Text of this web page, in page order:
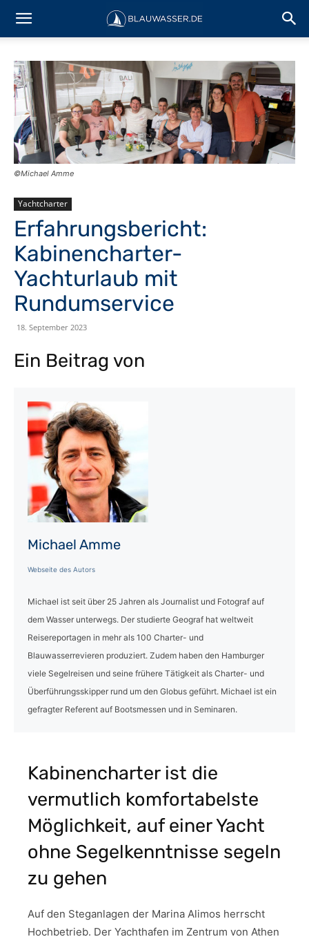
©Michael Amme
Yachtcharter
Erfahrungsbericht:
Kabinencharter-
Yachturlaub mit
Rundumservice
18. September 2023
Ein Beitrag von
Michael Amme
Webseite des Autors
Michael ist seit über 25 Jahren als Journalist und Fotograf auf
dem Wasser unterwegs. Der studierte Geograf hat weltweit
Reisereportagen in mehr als 100 Charter- und
Blauwasserrevieren produziert. Zudem haben den Hamburger
viele Segelreisen und seine frühere Tätigkeit als Charter- und
Überführungsskipper rund um den Globus geführt. Michael ist ein
gefragter Referent auf Bootsmessen und in Seminaren.
Kabinencharter ist die
vermutlich komfortabelste
Möglichkeit, auf einer Yacht
ohne Segelkenntnisse segeln
zu gehen
Auf den Steganlagen der Marina Alimos herrscht
Hochbetrieb. Der Yachthafen im Zentrum von Athen